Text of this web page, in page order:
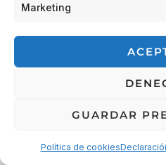
Marketing
GUARDAR
Política de cookies
Aviso legal|Política de
Terminos y condiciones |